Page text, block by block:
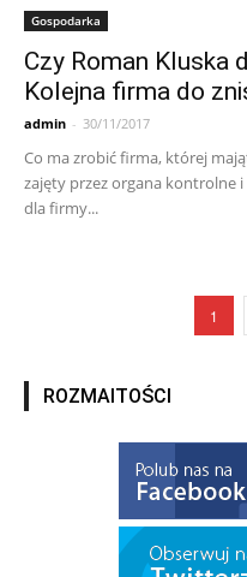
Gospodarka
Czy Roman Kluska
Kolejna firma do
admin - 30/11/2017
Co ma zrobić firma, której
zajęty przez organa kontrolne
dla firmy...
1
ROZMAITOŚCI